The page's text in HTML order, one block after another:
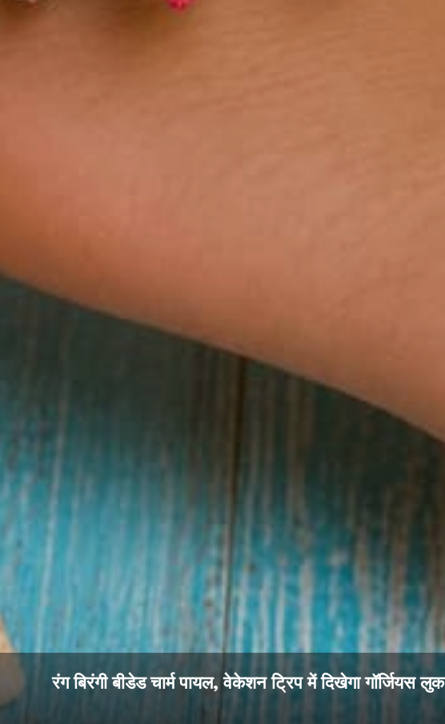
रंग बिरंगी बीडेड चार्म पायल, वेकेशन ट्रिप में दिखेगा गॉर्जियस लुक